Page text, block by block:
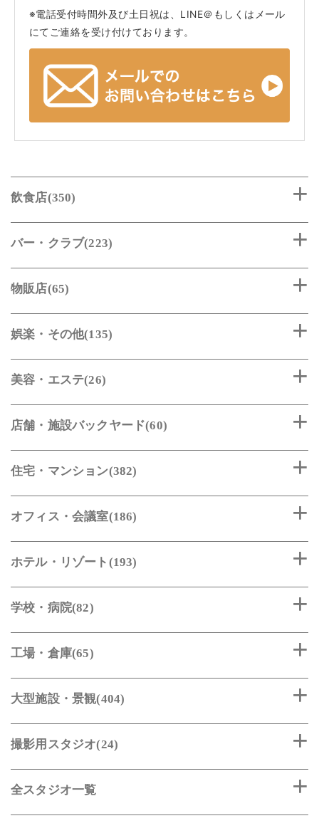
※電話受付時間外及び土日祝は、LINE＠もしくはメール
にてご連絡を受け付けております。
飲食店(350)
バー・クラブ(223)
物販店(65)
娯楽・その他(135)
美容・エステ(26)
店舗・施設バックヤード(60)
住宅・マンション(382)
オフィス・会議室(186)
ホテル・リゾート(193)
学校・病院(82)
工場・倉庫(65)
大型施設・景観(404)
撮影用スタジオ(24)
全スタジオ一覧